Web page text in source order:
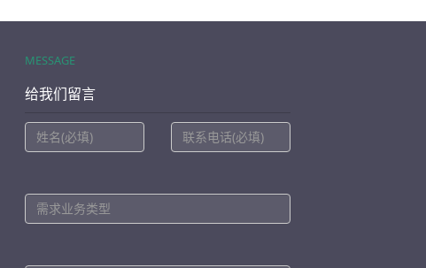
MESSAGE
给我们留言